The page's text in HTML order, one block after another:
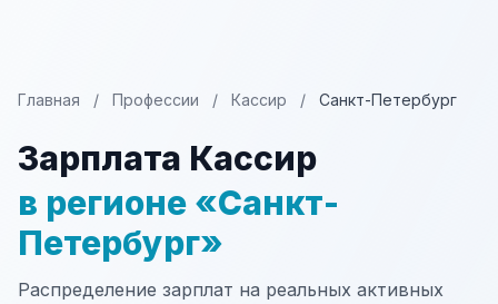
Главная / Профессии / Кассир / Санкт-Петербург
Зарплата Кассир
в регионе «Санкт-
Петербург»
Распределение зарплат на реальных активных